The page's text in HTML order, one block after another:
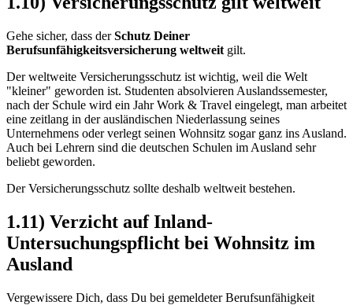
Gehe sicher, dass derSchutz Deiner
Berufsunfähigkeitsversicherung weltweit gilt.
Der weltweite Versicherungsschutz ist wichtig, weil die Welt
"kleiner" geworden ist. Studenten absolvieren Auslandssemester,
nach der Schule wird ein Jahr Work & Travel eingelegt, man arbeitet
eine zeitlang in der ausländischen Niederlassung seines
Unternehmens oder verlegt seinen Wohnsitz sogar ganz ins Ausland.
Auch bei Lehrern sind die deutschen Schulen im Ausland sehr
beliebt geworden.
Der Versicherungsschutz sollte deshalb weltweit bestehen.
1.11) Verzicht auf Inland-
Untersuchungspflicht bei Wohnsitz im
Ausland
Vergewissere Dich, dass Du bei gemeldeter Berufsunfähigkeit